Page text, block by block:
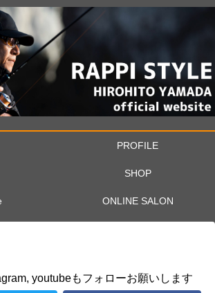
PROFILE
SHOP
ONLINE SALON
youtubeもフォローお願いします